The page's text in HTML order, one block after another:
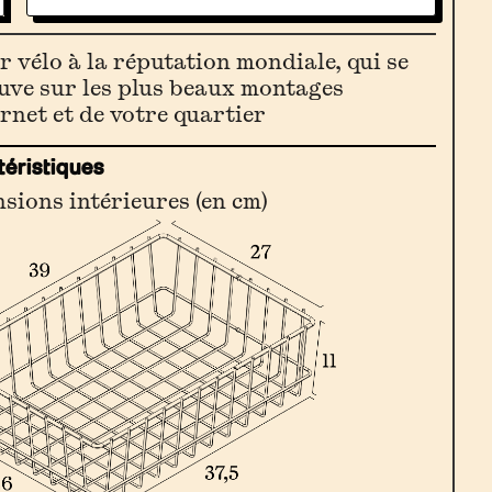
vélo à la réputation mondiale, qui se
sur les plus beaux montages
et de votre quartier
intérieures (en cm)